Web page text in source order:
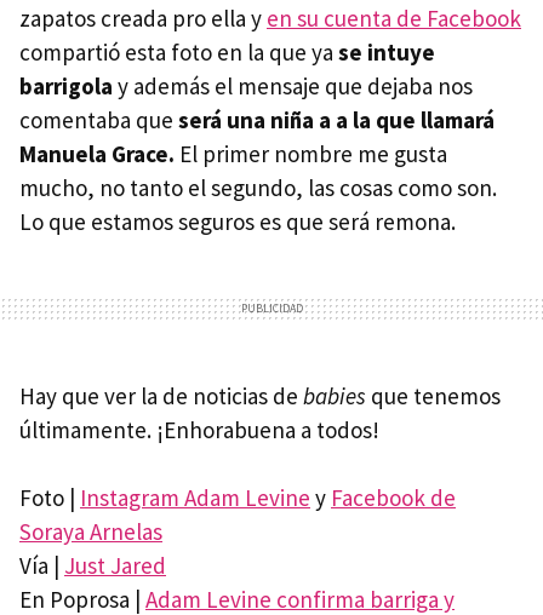
zapatos creada pro ella y en su cuenta de Facebook
compartió esta foto en la que ya se intuye
barrigola y además el mensaje que dejaba nos
comentaba que será una niña a a la que llamará
Manuela Grace. El primer nombre me gusta
mucho, no tanto el segundo, las cosas como son.
Lo que estamos seguros es que será remona.
Hay que ver la de noticias de babies que tenemos
últimamente. ¡Enhorabuena a todos!
Foto | Instagram Adam Levine y Facebook de
Soraya Arnelas
Vía | Just Jared
En Poprosa | Adam Levine confirma barriga y